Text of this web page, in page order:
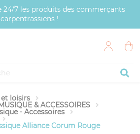
24/7 les produits des commerçants
carpentrassiens !
et loisirs
& ACCESSOIRES
- Accessoires
Alliance Corum Rouge